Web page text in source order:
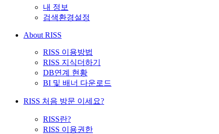
내 정보
검색환경설정
About RISS
RISS 이용방법
RISS 지식더하기
DB연계 현황
BI 및 배너 다운로드
RISS 처음 방문 이세요?
RISS란?
RISS 이용권한